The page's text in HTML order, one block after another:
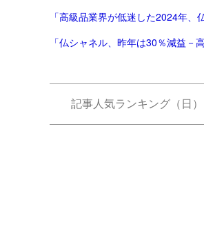
「高級品業界が低迷した2024年
「仏シャネル、昨年は30％減益－
記事人気ランキング（日）